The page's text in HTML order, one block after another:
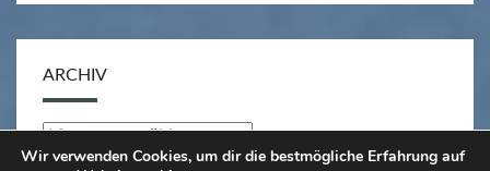
ARCHIV
Archiv
Wir verwenden Cookies, um dir die bestmögliche Erfahrung auf